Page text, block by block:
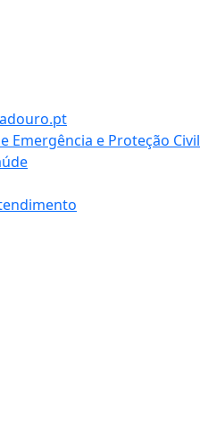
Emergência e Proteção Civil